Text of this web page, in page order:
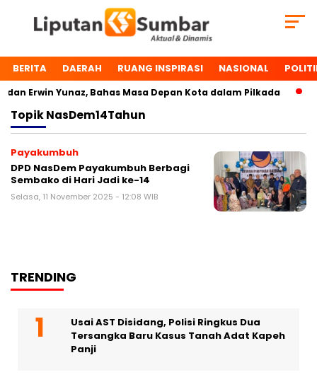
BERITA DAERAH RUANG INSPIRASI NASIONAL
Erwin Yunaz, Bahas Masa Depan Kota dalam Pilkada
TopikNasDem14Tahun
Payakumbuh
DPD NasDem Payakumbuh Berbagi
Sembako di Hari Jadi ke-14
Selasa, 11 November 2025 - 12:08 WIB
TRENDING
Usai AST Disidang, Polisi Ringkus Dua
Tersangka Baru Kasus Tanah Adat Kapeh
Panji